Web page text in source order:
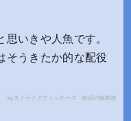
いきや人魚です。
そうきたか的な配役
by ストライクウィッチーズ 軌跡の輪舞曲